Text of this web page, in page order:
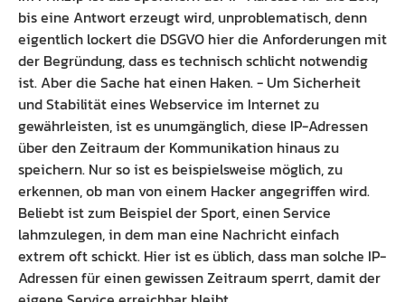
bis eine Antwort erzeugt wird, unproblematisch, denn
eigentlich lockert die DSGVO hier die Anforderungen mit
der Begründung, dass es technisch schlicht notwendig
ist. Aber die Sache hat einen Haken. - Um Sicherheit
und Stabilität eines Webservice im Internet zu
gewährleisten, ist es unumgänglich, diese IP-Adressen
über den Zeitraum der Kommunikation hinaus zu
speichern. Nur so ist es beispielsweise möglich, zu
erkennen, ob man von einem Hacker angegriffen wird.
Beliebt ist zum Beispiel der Sport, einen Service
lahmzulegen, in dem man eine Nachricht einfach
extrem oft schickt. Hier ist es üblich, dass man solche IP-
Adressen für einen gewissen Zeitraum sperrt, damit der